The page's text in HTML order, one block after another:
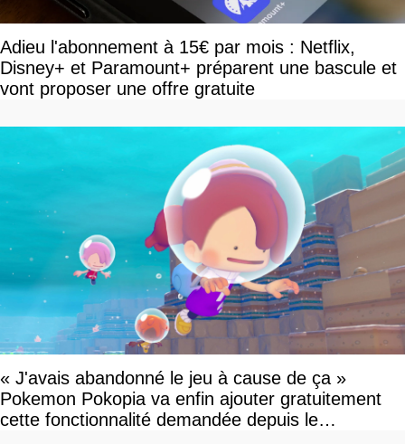
Adieu l'abonnement à 15€ par mois : Netflix,
Disney+ et Paramount+ préparent une bascule et
vont proposer une offre gratuite
« J'avais abandonné le jeu à cause de ça »
Pokemon Pokopia va enfin ajouter gratuitement
cette fonctionnalité demandée depuis le